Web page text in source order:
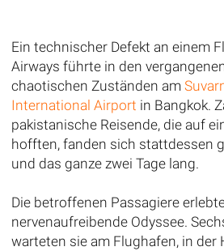
Ein technischer Defekt an einem
Airways führte in den
chaotischen Zuständen am
International Airport in Bangkok.
pakistanische Reisende, die auf
hofften, fanden sich stattdessen
und das ganze zwei Tage lang.
Die betroffenen Passagiere
nervenaufreibende Odyssee.
warteten sie am Flughafen, in der